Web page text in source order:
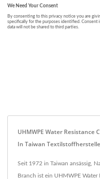
UHMWPE Water Resistance
In Taiwan
Seit 1972 in Taiwan ansässig,
Branch ist ein UHMWPE Water